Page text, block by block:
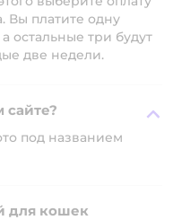
Вы платите одну
остальные три будут
две недели.
сайте?
под названием
для кошек